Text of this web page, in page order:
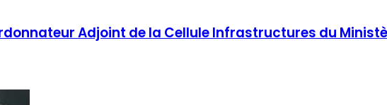
Adjoint de la Cellule Infrastructures du